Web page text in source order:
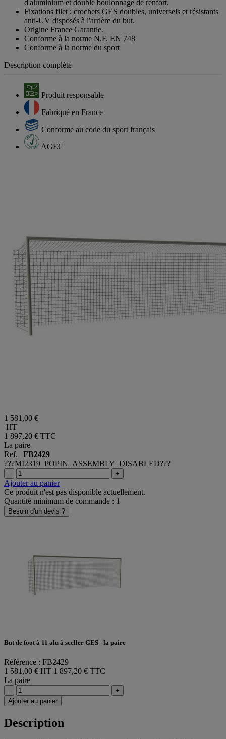
d'aluminium et double boulonnage de renfort.
Fixations filet : crochets GES doubles, universels et résistants
anti-UV disposés à l'arrière du but.
Origine France Garantie.
Conforme à la norme N.F. EN 748
Conforme à la norme du sport
Description complète
Produit responsable
Fabriqué en France
Conforme au code du sport français
AGEC
1 581,00 €
HT
1 897,20 € TTC
La paire
Ref. FB2429
???MI2319_POPIN_ASSEMBLY_DISABLED???
- +
Ajouter au panier
Ce produit n'est pas disponible actuellement.
Quantité minimum de commande : 1
Besoin d'un devis ?
But de foot à 11 alu à sceller GES - la paire
Référence : FB2429
1 581,00 € HT 1 897,20 € TTC
La paire
-
+
Ajouter au panier
Description